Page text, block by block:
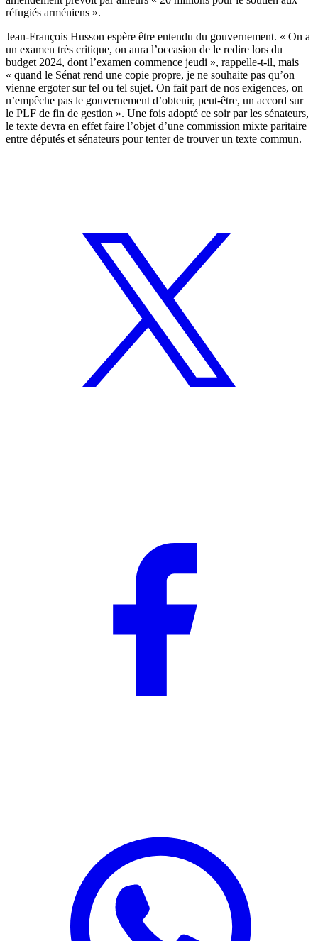
réfugiés arméniens ».
Jean-François Husson espère être entendu du gouvernement. « On a
un examen très critique, on aura l’occasion de le redire lors du
budget 2024, dont l’examen commence jeudi », rappelle-t-il, mais
« quand le Sénat rend une copie propre, je ne souhaite pas qu’on
vienne ergoter sur tel ou tel sujet. On fait part de nos exigences, on
n’empêche pas le gouvernement d’obtenir, peut-être, un accord sur
le PLF de fin de gestion ». Une fois adopté ce soir par les sénateurs,
le texte devra en effet faire l’objet d’une commission mixte paritaire
entre députés et sénateurs pour tenter de trouver un texte commun.